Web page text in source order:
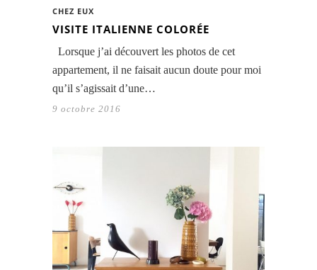
CHEZ EUX
VISITE ITALIENNE COLORÉE
Lorsque j’ai découvert les photos de cet
appartement, il ne faisait aucun doute pour moi
qu’il s’agissait d’une…
9 octobre 2016